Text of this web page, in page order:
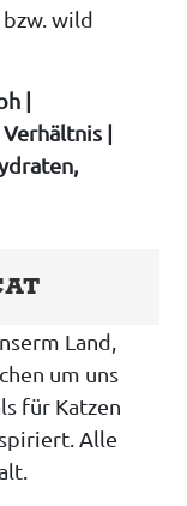
wild
|
|
Land,
um uns
für Katzen
Alle